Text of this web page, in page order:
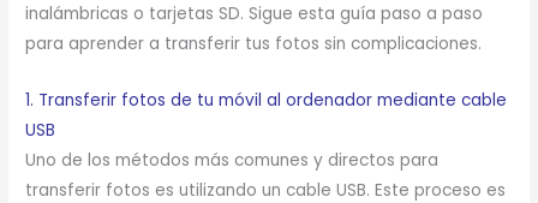
inalámbricas o tarjetas SD. Sigue esta guía paso a paso
para aprender a transferir tus fotos sin complicaciones.
1. Transferir fotos de tu móvil al ordenador mediante cable
USB
Uno de los métodos más comunes y directos para
transferir fotos es utilizando un cable USB. Este proceso es